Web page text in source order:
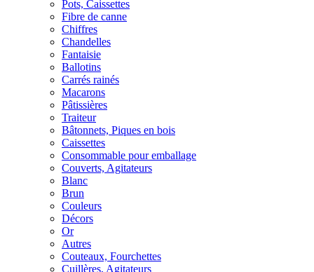
Pots, Caissettes
Fibre de canne
Chiffres
Chandelles
Fantaisie
Ballotins
Carrés rainés
Macarons
Pâtissières
Traiteur
Bâtonnets, Piques en bois
Caissettes
Consommable pour emballage
Couverts, Agitateurs
Blanc
Brun
Couleurs
Décors
Or
Autres
Couteaux, Fourchettes
Cuillères, Agitateurs